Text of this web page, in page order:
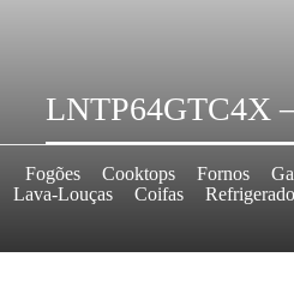
LNTP64GTC4X
Fogões Cooktops Fornos
Lava-Louças
Coifas